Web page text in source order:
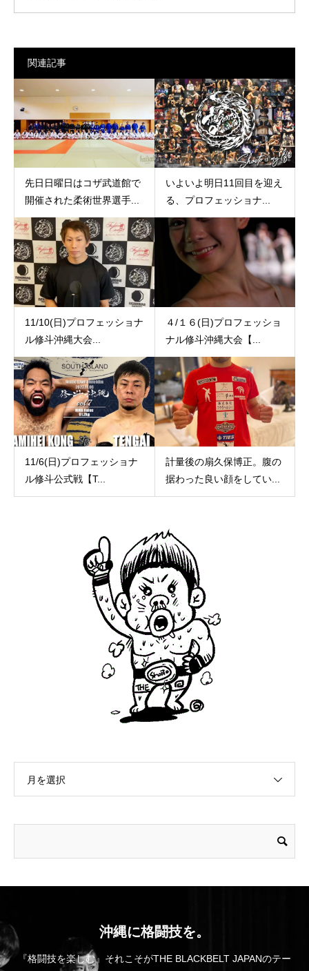
関連記事
先日日曜日はコザ武道館で
開催された柔術世界選手...
いよいよ明日11回目を迎え
る、プロフェッショナ...
11/10(日)プロフェッショナ
ル修斗沖縄大会...
４/１６(日)プロフェッショ
ナル修斗沖縄大会【...
11/6(日)プロフェッショナ
ル修斗公式戦【T...
計量後の扇久保博正。腹の
据わった良い顔をしてい...
月を選択
沖縄に格闘技を。
『格闘技を楽しむ』それこそがTHE BLACKBELT JAPANのテー